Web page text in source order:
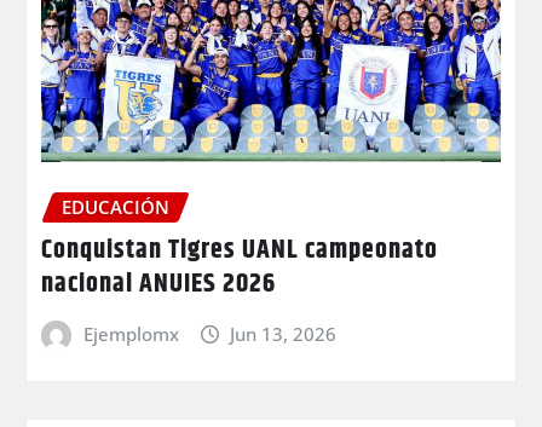
EDUCACIÓN
Conquistan Tigres UANL campeonato
nacional ANUIES 2026
Ejemplomx Jun 13, 2026